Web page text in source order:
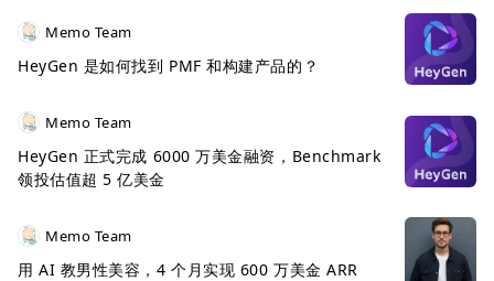
Memo Team
HeyGen 是如何找到 PMF 和构建产品的？
Memo Team
HeyGen 正式完成 6000 万美金融资，Benchmark
领投估值超 5 亿美金
Memo Team
用 AI 教男性美容，4 个月实现 600 万美金 ARR